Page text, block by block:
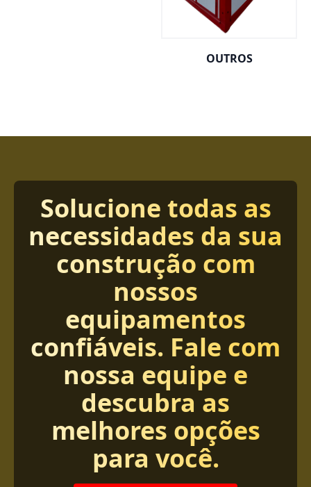
OUTROS
Solucione todas as
necessidades da sua
construção com
nossos
equipamentos
confiáveis. Fale com
nossa equipe e
descubra as
melhores opções
para você.